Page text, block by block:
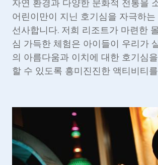
자연 환경과 다양한 문화적 전통을
어린이만이 지닌 호기심을 자극하는
선사합니다. 저희 리조트가 마련한
심 가득한 체험은 아이들이 우리가
의 아름다움과 이치에 대한 호기심
할 수 있도록 흥미진진한 액티비티